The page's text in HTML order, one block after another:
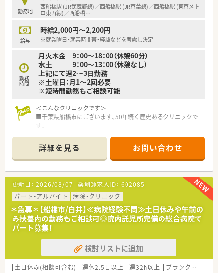
勤務地
西船橋駅 (JR武蔵野線)／西船橋駅 (JR京葉線)／西船橋駅 (東京メト
ロ東西線)／西船橋…
給与
時給2,000円～2,200円
※就業曜日・就業時間帯・経験などを考慮し決定
勤務
時間
月火木金 9：00～18：00（休憩60分）
水土 9：00～13：00（休憩なし）
上記にて週2～3日勤務
※土曜日：月1～2回必要
※短時間勤務もご相談可能
＜こんなクリニックです＞
■千葉県船橋市にございます、50年続く歴史あるクリニックで
す。
糖尿病外来・呼吸器外来・人間ドックや各種健診など様々な患者
様に対して
各専門医・認定医の先生方による診療を行っております。
各路線が通っている西船橋駅より徒歩1分、とてもご通勤しやす
い環境です。
■具体的な業務内容は、①院内調剤 ②ドクター対応 ③外部薬
局からの問合せ対応 ④発注等でございます。
■医師が15名程在籍されており、様々な処方に触れることがで
きます。
外来患者様は1日150～160名程、勉強していきたい・スキルアッ
プしていきたいという方におすすめです。
■ゆくゆく正社員になれる方、大歓迎です！
しっかり業務の引継を受けることができるので、ご安心ください
◎
詳細を見る お問い合わせ
更新日： 2026/08/07 薬剤師求人ID： 602085
パート・アルバイト
病院・クリニック
＊急募＊【船橋市/白井】≪病院経験不問≫土日休みや午前の
み扶養内の勤務もご相談可◎院内託児所完備の総合病院で
パート募集！
検討リストに追加
土日休み(相談可含む) 週休2.5日以上 週32h以上 ブランク可